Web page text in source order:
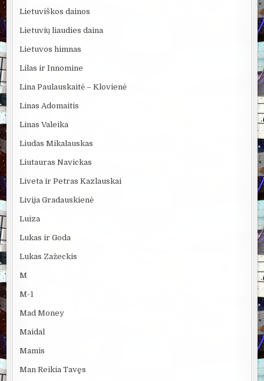
Lietuviškos dainos
Lietuvių liaudies daina
Lietuvos himnas
Lilas ir Innomine
Lina Paulauskaitė – Klovienė
Linas Adomaitis
Linas Valeika
Liudas Mikalauskas
Liutauras Navickas
Liveta ir Petras Kazlauskai
Livija Gradauskienė
Luiza
Lukas ir Goda
Lukas Zažeckis
M
M-1
Mad Money
Maidal
Mamis
Man Reikia Tavęs